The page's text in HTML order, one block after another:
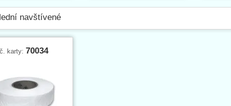
navštívené
č. karty: 70034